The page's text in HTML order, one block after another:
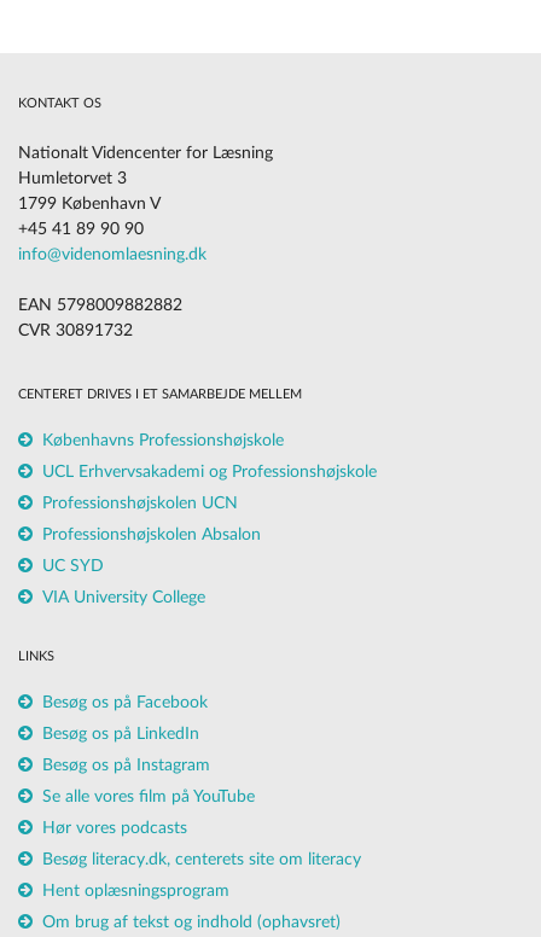
KONTAKT OS
Nationalt Videncenter for Læsning
Humletorvet 3
1799 København V
+45 41 89 90 90
info@videnomlaesning.dk
EAN 5798009882882
CVR 30891732
CENTERET DRIVES I ET SAMARBEJDE MELLEM
Københavns Professionshøjskole
UCL Erhvervsakademi og Professionshøjskole
Professionshøjskolen UCN
Professionshøjskolen Absalon
UC SYD
VIA University College
LINKS
Besøg os på Facebook
Besøg os på LinkedIn
Besøg os på Instagram
Se alle vores film på YouTube
Hør vores podcasts
Besøg literacy.dk, centerets site om literacy
Hent oplæsningsprogram
Om brug af tekst og indhold (ophavsret)